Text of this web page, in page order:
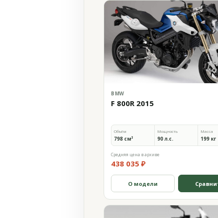
BMW
F 800R 2015
Объём
798 см³
Мощность
90 л.с.
Масса
199 кг
Средняя цена в архиве
438 035 ₽
О модели